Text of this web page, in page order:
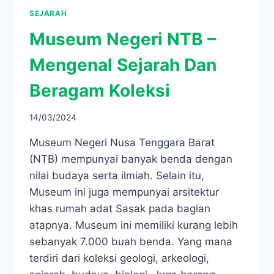
SEJARAH
Museum Negeri NTB –
Mengenal Sejarah Dan
Beragam Koleksi
14/03/2024
Museum Negeri Nusa Tenggara Barat
(NTB) mempunyai banyak benda dengan
nilai budaya serta ilmiah. Selain itu,
Museum ini juga mempunyai arsitektur
khas rumah adat Sasak pada bagian
atapnya. Museum ini memiliki kurang lebih
sebanyak 7.000 buah benda. Yang mana
terdiri dari koleksi geologi, arkeologi,